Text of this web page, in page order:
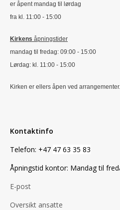
er åpent mandag til lørdag
fra kl. 11:00 - 15:00
Kirkens åpningstider
mandag til fredag: 09:00 - 15:00
Lørdag: kl. 11:00 - 15:00
Kirken er ellers åpen ved arrangementer.
Kontaktinfo
Telefon: +47 47 63 35 83
Åpningstid kontor: Mandag til
E-post
Oversikt ansatte